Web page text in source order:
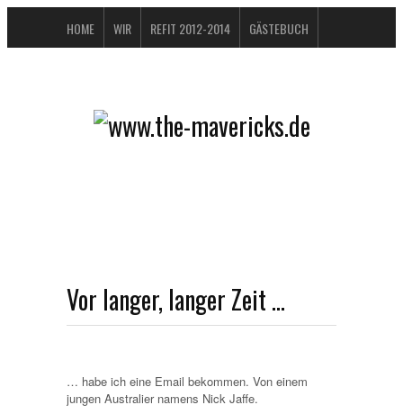
HOME WIR REFIT 2012-2014 GÄSTEBUCH
DATENSCHUTZERKLÄRUNG
Vor langer, langer Zeit …
… habe ich eine Email bekommen. Von einem
jungen Australier namens Nick Jaffe.